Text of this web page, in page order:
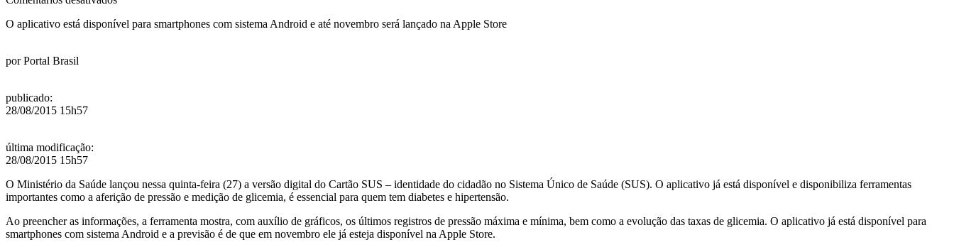
da
O aplicativo está disponível para smartphones com sistema Android e até novembro será lançado na Apple Store
porPortal Brasil
publicado:
28/08/2015 15h57
última modificação:
28/08/2015 15h57
O Ministério da Saúde lançou nessa quinta-feira (27) a versão digital do Cartão SUS – identidade do cidadão no Sistema Único de Saúde (SUS). O aplicativo já está disponível e disponibiliza ferramentas
importantes como a aferição de pressão e medição de glicemia, é essencial para quem tem diabetes e hipertensão.
Ao preencher as informações, a ferramenta mostra, com auxílio de gráficos, os últimos registros de pressão máxima e mínima, bem como a evolução das taxas de glicemia. O aplicativo já está disponível para
smartphones com sistema Android e a previsão é de que em novembro ele já esteja disponível na Apple Store.